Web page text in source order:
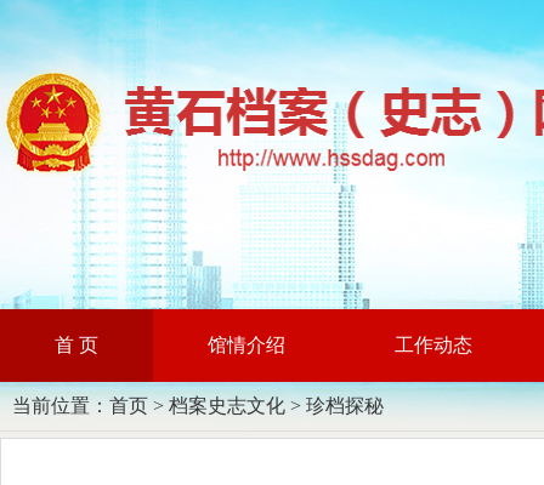
首 页 馆情介绍 工作动态
当前位置： 首页 > 档案史志文化 > 珍档探秘